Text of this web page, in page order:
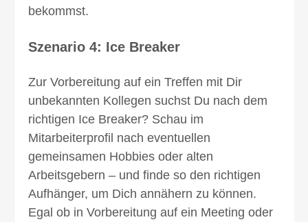
bekommst.
Szenario 4: Ice Breaker
Zur Vorbereitung auf ein Treffen mit Dir
unbekannt­en Kollegen suchst Du nach dem
rich­tigen Ice Breaker? Schau im
Mitarbeiterprofil nach eventuellen
gemeinsamen Hobbies oder alten
Arbeitsgebern – und finde so den richtigen
Aufhänger, um Dich annähern zu können.
Egal ob in Vorbereitung auf ein Meeting oder